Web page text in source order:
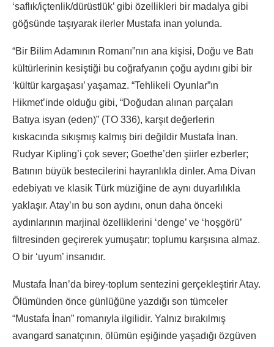
‘saflık/içtenlik/dürüstlük’ gibi özellikleri bir madalya gibi
göğsünde taşıyarak ilerler Mustafa inan yolunda.
“Bir Bilim Adamının Romanı”nın ana kişisi, Doğu ve Batı
kültürlerinin kesiştiği bu coğrafyanın çoğu aydını gibi bir
‘kültür kargaşası’ yaşamaz. “Tehlikeli Oyunlar”ın
Hikmet’inde olduğu gibi, “Doğudan alınan parçaları
Batıya isyan (eden)” (TO 336), karşıt değerlerin
kıskacında sıkışmış kalmış biri değildir Mustafa İnan.
Rudyar Kipling’i çok sever; Goethe’den şiirler ezberler;
Batının büyük bestecilerini hayranlıkla dinler. Ama Divan
edebiyatı ve klasik Türk müziğine de aynı duyarlılıkla
yaklaşır. Atay’ın bu son aydını, onun daha önceki
aydınlarının marjinal özelliklerini ‘denge’ ve ‘hoşgörü’
filtresinden geçirerek yumuşatır; toplumu karşısına almaz.
O bir ‘uyum’ insanıdır.
Mustafa İnan’da birey-toplum sentezini gerçekleştirir Atay.
Ölümünden önce günlüğüne yazdığı son tümceler
“Mustafa İnan” romanıyla ilgilidir. Yalnız bırakılmış
avangard sanatçının, ölümün eşiğinde yaşadığı özgüven